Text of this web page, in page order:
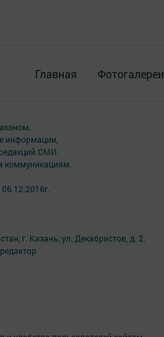
Главная Фотогалереи
информации,
СМИ.
коммуникациям.
г. Казань, ул. Декабристов, д. 2.